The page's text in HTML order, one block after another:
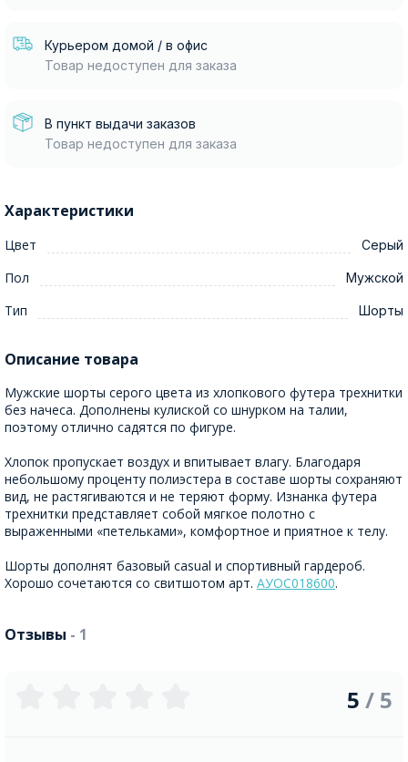
Курьером домой / в офис
Товар недоступен для заказа
В пункт выдачи заказов
Товар недоступен для заказа
Характеристики
Цвет Серый
Пол Мужской
Тип Шорты
Описание товара
Мужские шорты серого цвета из хлопкового футера трехнитки
без начеса. Дополнены кулиской со шнурком на талии,
поэтому отлично садятся по фигуре.
Хлопок пропускает воздух и впитывает влагу. Благодаря
небольшому проценту полиэстера в составе шорты сохраняют
вид, не растягиваются и не теряют форму. Изнанка футера
трехнитки представляет собой мягкое полотно с
выраженными «петельками»‎, комфортное и приятное к телу.
Шорты дополнят базовый casual и спортивный гардероб.
Хорошо сочетаются со свитшотом арт. АУОС018600.
Отзывы - 1
5 / 5